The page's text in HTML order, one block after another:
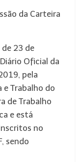
da Carteira
23 de
Oficial da
pela
e Trabalho do
de Trabalho
e está
no
sendo